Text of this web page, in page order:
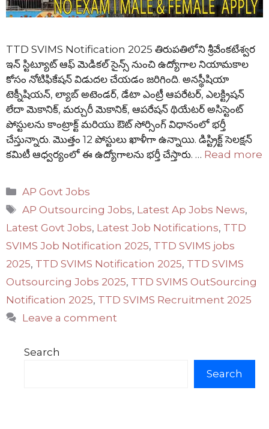
TTD SVIMS Notification 2025 తిరుపతిలోని శ్రీవేంకటేశ్వర
ఇన్ స్టిట్యూట్ ఆఫ్ మెడికల్ సైన్స్ నుంచి ఉద్యోగాల నియామకాల
కోసం నోటిఫికేషన్ విడుదల చేయడం జరిగింది. అనస్థీషియా
టెక్నీషియన్, ల్యాబ్ అటెండర్, డేటా ఎంట్రీ ఆపరేటర్, ఎలక్ట్రిషన్
లేదా మెకానిక్, మర్చురీ మెకానిక్, ఆపరేషన్ థియేటర్ అసిస్టెంట్
పోస్టులను కాంట్రాక్ట్ మరియు ఔట్ సోర్సింగ్ విధానంలో భర్తీ
చేస్తున్నారు. మొత్తం 12 పోస్టులు ఖాళీగా ఉన్నాయి. డిస్ట్రిక్ట్ సెలక్షన్
కమిటీ ఆధ్వర్యంలో ఈ ఉద్యోగాలను భర్తీ చేస్తారు. … Read more
Categories
AP Govt Jobs
Tags
AP Outsourcing Jobs, Latest Ap Jobs News,
Latest Govt Jobs, Latest Job Notifications, TTD
SVIMS Job Notification 2025, TTD SVIMS jobs
2025, TTD SVIMS Notification 2025, TTD SVIMS
Outsourcing Jobs 2025, TTD SVIMS OutSourcing
Notification 2025, TTD SVIMS Recruitment 2025
Leave a comment
Search
Search